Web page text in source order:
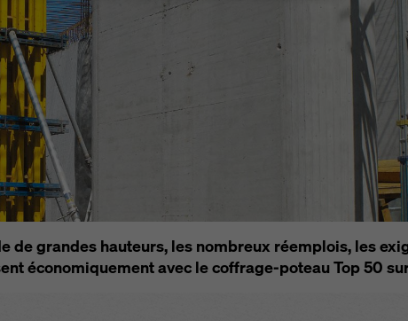
de grandes hauteurs, les nombreux réemplois, les
économiquement avec le coffrage-poteau Top 50
Il peut y avoir un risque que vos données
soumises à l'accès des autorités de ces
et de surveillance et qu'il n'y ait pas de recours
Vous pouvez rejeter tous les cookies
cliquant sur « Rejeter » ou en ajustant vos
sur les paramètres de cookies au bas de ce
à cocher correspondantes. Vous pouvez
à tout moment, avec effet futur et sans indication
de cookies
informations sur nos cookies
vous offrons également la possibilité de
avancés des cookies).